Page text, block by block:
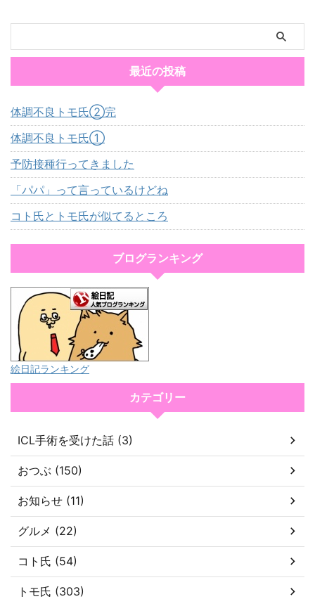
最近の投稿
体調不良トモ氏②完
体調不良トモ氏①
予防接種行ってきました
「パパ」って言っているけどね
コト氏とトモ氏が似てるところ
ブログランキング
絵日記ランキング
カテゴリー
ICL手術を受けた話 (3)
おつぶ (150)
お知らせ (11)
グルメ (22)
コト氏 (54)
トモ氏 (303)